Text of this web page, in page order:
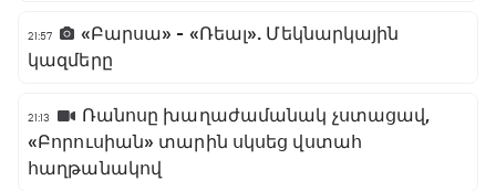
21:57
«Բարսա» - «Ռեալ». Մեկնարկային
կազմերը
21:13
Ռանոսը խաղաժամանակ չստացավ,
«Բորուսիան» տարին սկսեց վստահ
հաղթանակով